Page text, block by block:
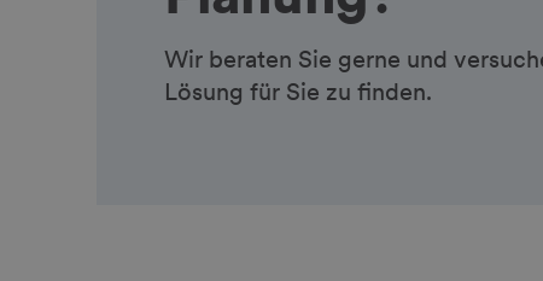
Wir beraten Sie gerne und
Lösung für Sie zu finden.